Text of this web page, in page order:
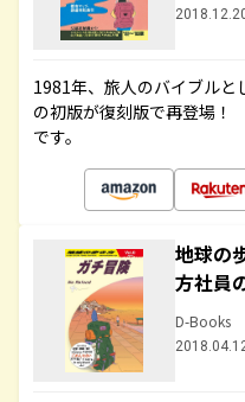
1981年、旅人のバイブルと
の初版が復刻版で再登場
です。
地球の
方社員
D-Books